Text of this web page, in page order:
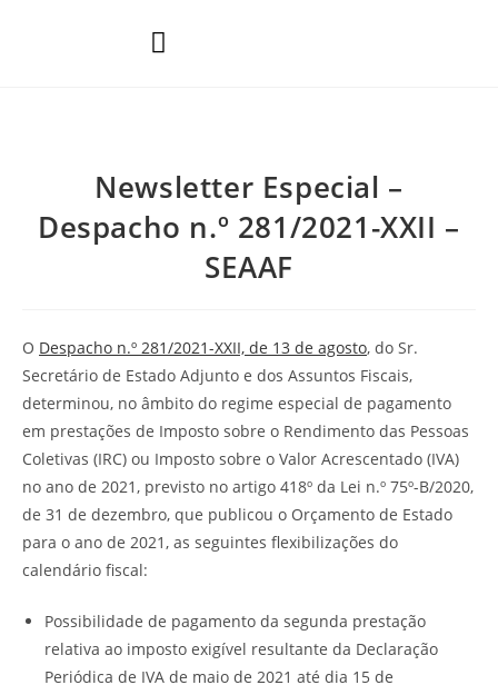
Newsletter Especial –
Despacho n.º 281/2021-XXII –
SEAAF
O Despacho n.º 281/2021-XXII, de 13 de agosto, do Sr.
Secretário de Estado Adjunto e dos Assuntos Fiscais,
determinou, no âmbito do regime especial de pagamento
em prestações de Imposto sobre o Rendimento das Pessoas
Coletivas (IRC) ou Imposto sobre o Valor Acrescentado (IVA)
no ano de 2021, previsto no artigo 418º da Lei n.º 75º-B/2020,
de 31 de dezembro, que publicou o Orçamento de Estado
para o ano de 2021, as seguintes flexibilizações do
calendário fiscal:
Possibilidade de pagamento da segunda prestação
relativa ao imposto exigível resultante da Declaração
Periódica de IVA de maio de 2021 até dia 15 de